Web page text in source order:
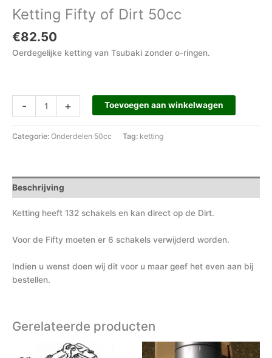
Ketting Fifty of Dirt 50cc
€82.50
Oerdegelijke ketting van Tsubaki zonder o-ringen.
- + Toevoegen aan winkelwagen
Categorie: Onderdelen 50cc Tag: ketting
Beschrijving
Ketting heeft 132 schakels en kan direct op de Dirt.
Voor de Fifty moeten er 6 schakels verwijderd worden.
Indien u wenst doen wij dit voor u maar geef het even aan bij
bestellen.
Gerelateerde producten